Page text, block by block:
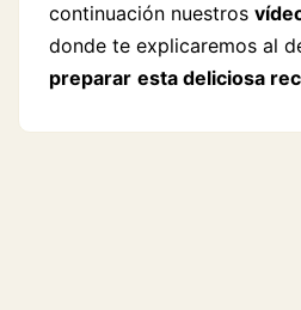
continuación nuestros
donde te explicaremos al
preparar esta deliciosa